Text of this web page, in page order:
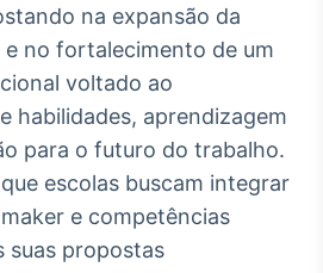
Datafeed
APIs para
integração de
dados
Broadcast
na expansão da
no fortalecimento de um
voltado ao
habilidades, aprendizagem
para o futuro do trabalho.
escolas buscam integrar
e competências
suas propostas